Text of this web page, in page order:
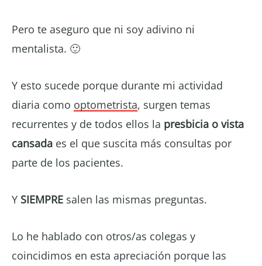
Pero te aseguro que ni soy adivino ni
mentalista. 🙂
Y esto sucede porque durante mi actividad
diaria como optometrista, surgen temas
recurrentes y de todos ellos la presbicia o vista
cansada es el que suscita más consultas por
parte de los pacientes.
Y SIEMPRE salen las mismas preguntas.
Lo he hablado con otros/as colegas y
coincidimos en esta apreciación porque las